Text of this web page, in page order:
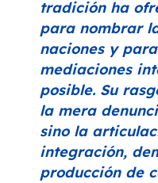
tradición ha
para nombrar
naciones y
mediaciones
posible. Su
la mera
sino la
integración,
producción de